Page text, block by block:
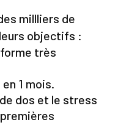
millliers de
objectifs :
très
1 mois.
dos et le stress